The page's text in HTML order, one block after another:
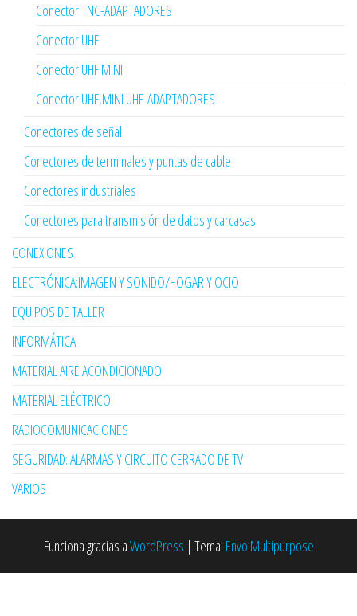
Conector TNC-ADAPTADORES
Conector UHF
Conector UHF MINI
Conector UHF,MINI UHF-ADAPTADORES
Conectores de señal
Conectores de terminales y puntas de cable
Conectores industriales
Conectores para transmisión de datos y carcasas
CONEXIONES
ELECTRÓNICA:IMAGEN Y SONIDO/HOGAR Y OCIO
EQUIPOS DE TALLER
INFORMÁTICA
MATERIAL AIRE ACONDICIONADO
MATERIAL ELÉCTRICO
RADIOCOMUNICACIONES
SEGURIDAD: ALARMAS Y CIRCUITO CERRADO DE TV
VARIOS
Funciona gracias aWordPress | Tema: Envo Multipurpose